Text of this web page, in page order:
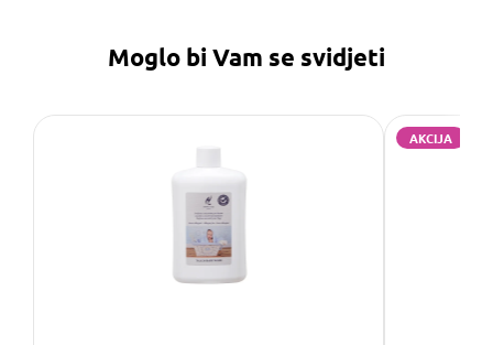
Moglo bi Vam se svidjeti
AKCIJA